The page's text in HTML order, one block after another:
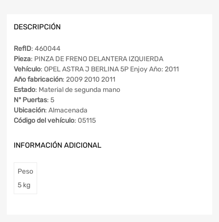
DESCRIPCIÓN
RefID: 460044
Pieza: PINZA DE FRENO DELANTERA IZQUIERDA
Vehículo: OPEL ASTRA J BERLINA 5P Enjoy Año: 2011
Año fabricación: 2009 2010 2011
Estado: Material de segunda mano
Nº Puertas: 5
Ubicación: Almacenada
Código del vehículo: 05115
INFORMACIÓN ADICIONAL
Peso
5 kg